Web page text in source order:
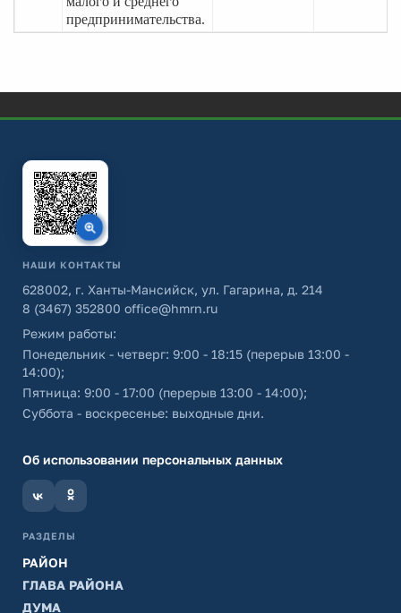
предпринимательства.
НАШИ КОНТАКТЫ
628002, г. Ханты-Мансийск, ул. Гагарина, д. 214
8 (3467) 352800 office@hmrn.ru
Режим работы:
Понедельник - четверг: 9:00 - 18:15 (перерыв 13:00 -
14:00);
Пятница: 9:00 - 17:00 (перерыв 13:00 - 14:00);
Суббота - воскресенье: выходные дни.
Об использовании персональных данных
РАЗДЕЛЫ
РАЙОН
ГЛАВА РАЙОНА
ДУМА